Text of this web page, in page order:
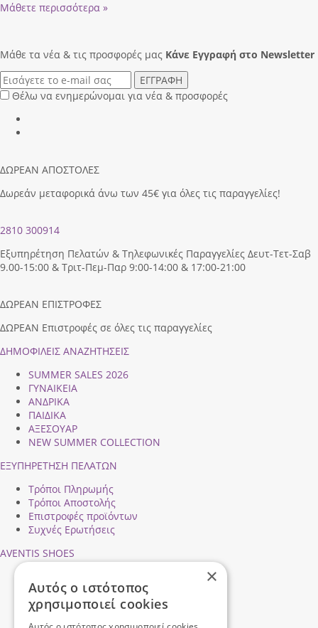
Μάθετε περισσότερα »
Μάθε τα νέα & τις προσφορές μας Κάνε Eγγραφή στο Newsletter
ΕΓΓΡΑΦΗ
Θέλω να ενημερώνομαι για νέα & προσφορές
ΔΩΡΕΑΝ ΑΠΟΣΤΟΛΕΣ
Δωρεάν μεταφορικά άνω των 45€ για όλες τις παραγγελίες!
2810 300914
Εξυπηρέτηση Πελατών & Τηλεφωνικές Παραγγελίες Δευτ-Τετ-Σαβ
9.00-15:00 & Τριτ-Πεμ-Παρ 9:00-14:00 & 17:00-21:00
ΔΩΡΕΑΝ ΕΠΙΣΤΡΟΦΕΣ
ΔΩΡΕΑΝ Επιστροφές σε όλες τις παραγγελίες
ΔΗΜΟΦΙΛEIΣ ΑΝΑΖΗΤΗΣΕΙΣ
SUMMER SALES 2026
ΓΥΝΑΙΚΕΙΑ
ΑΝΔΡΙΚΑ
ΠΑΙΔΙΚΑ
ΑΞΕΣΟΥΑΡ
NEW SUMMER COLLECTION
ΕΞΥΠΗΡΕΤΗΣΗ ΠΕΛΑΤΩΝ
Τρόποι Πληρωμής
Τρόποι Αποστολής
Επιστροφές προϊόντων
Συχνές Ερωτήσεις
AVENTIS SHOES
Ασφάλεια Συναλλαγών
Προσωπικά Δεδομένα
×
Αυτός ο ιστότοπος
χρησιμοποιεί cookies